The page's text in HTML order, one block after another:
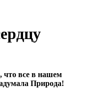
что все в нашем
Природа!